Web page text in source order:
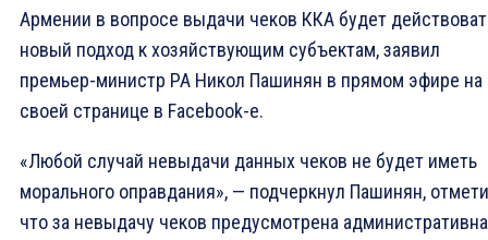
Армении в вопросе выдачи чеков ККА будет
новый подход к хозяйствующим субъектам, заявил
премьер-министр РА Никол Пашинян в прямом эфире на
своей странице в Facebook-е.
«Любой случай невыдачи данных чеков не будет иметь
морального оправдания», — подчеркнул Пашинян,
что за невыдачу чеков предусмотрена